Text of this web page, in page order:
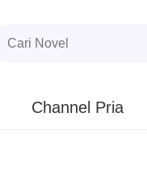
Channel Pria